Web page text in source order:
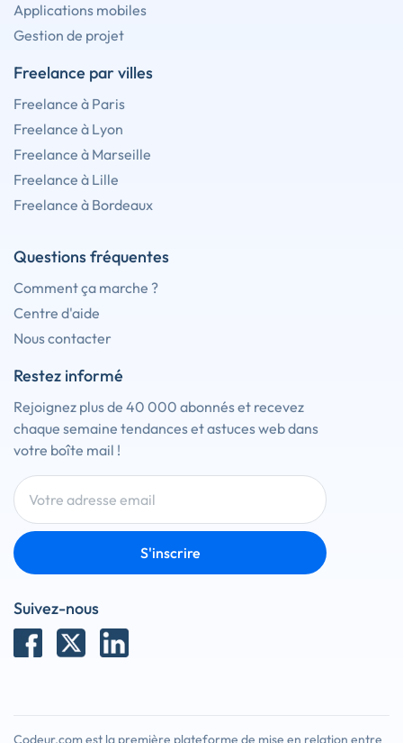
Applications mobiles
Gestion de projet
Freelance par villes
Freelance à Paris
Freelance à Lyon
Freelance à Marseille
Freelance à Lille
Freelance à Bordeaux
Questions fréquentes
Comment ça marche ?
Centre d'aide
Nous contacter
Restez informé
Rejoignez plus de 40 000 abonnés et recevez
chaque semaine tendances et astuces web dans
votre boîte mail !
S'inscrire
Suivez-nous
Codeur.com est la première plateforme de mise en relation entre